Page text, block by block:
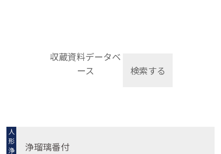
収蔵資料データベ
ース
検索する
人
形
浄
浄瑠璃番付